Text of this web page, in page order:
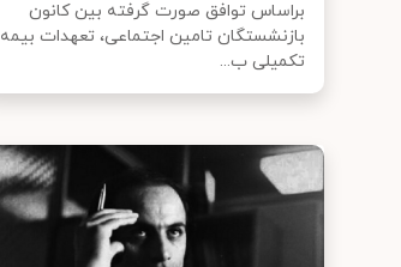
براساس توافق صورت گرفته بین کانون
بازنشستگان تامین اجتماعی، تعهدات بیمه
تکمیلی ب...